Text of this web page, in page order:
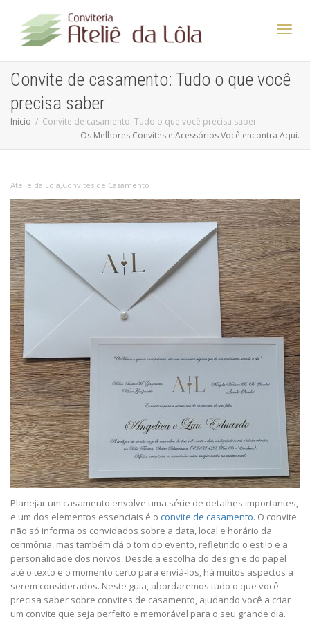
Convite de casamento: Tudo o que você
precisa saber
Inicio
Convite de casamento: Tudo o que você precisa saber
Os Melhores Convites e Acessórios Você encontra Aqui.
Atelie da Lola,Convites de Casamento
Planejar um casamento envolve uma série de detalhes importantes,
e um dos elementos essenciais é o convite de casamento. O convite
não só informa os convidados sobre a data, local e horário da
cerimônia, mas também dá o tom do evento, refletindo o estilo e a
personalidade dos noivos. Desde a escolha do design e do papel
até o texto e o momento certo para enviá-los, há muitos aspectos a
serem considerados. Neste guia, abordaremos tudo o que você
precisa saber sobre convites de casamento, ajudando você a criar
um convite que seja perfeito e memorável para o seu grande dia.